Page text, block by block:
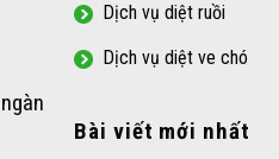
Dịch vụ diệt ruồi
Dịch vụ diệt ve chó
Bài viết mới nhất